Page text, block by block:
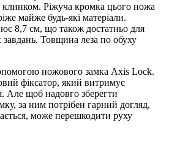
клинком. Ріжуча кромка цього ножа
майже будь-які матеріали.
8,7 см, що також достатньо для
Товщина леза по обуху
ножового замка Axis Lock.
фіксатор, який витримує
Але щоб надовго зберегти
за ним потрібен гарний догляд,
може перешкодити руху